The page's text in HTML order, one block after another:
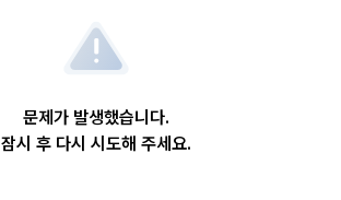
문제가 발생했습니다.
잠시 후 다시 시도해 주세요.